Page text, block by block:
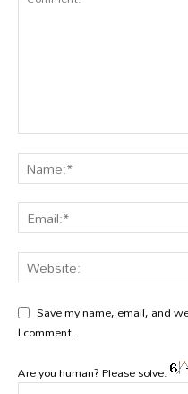
Save my name, email, and
I comment.
Are you human? Please solve: